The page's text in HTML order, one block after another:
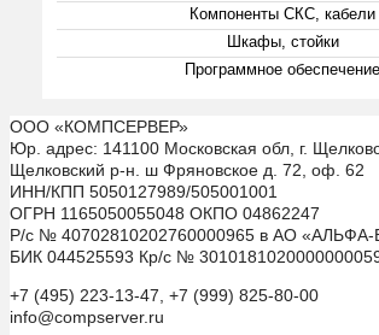
Компоненты СКС, кабели
Шкафы, стойки
Программное обеспечение
ООО «КОМПСЕРВЕР»
Юр. адрес: 141100 Московская обл, г.
Щелковский р-н. ш Фряновское д. 72, оф. 62
ИНН/КПП 5050127989/505001001
ОГРН 1165050055048 ОКПО 04862247
Р/с № 40702810202760000965 в АО
БИК 044525593 Кр/с №
+7 (495) 223-13-47, +7 (999) 825-80-00
info@compserver.ru